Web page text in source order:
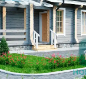
Я согласен на